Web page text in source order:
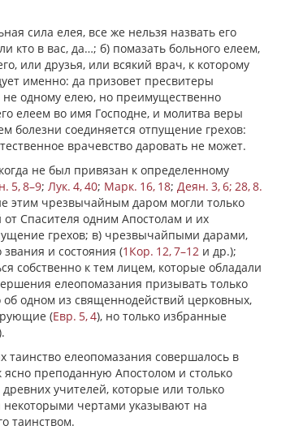
сила елея, все же нельзя назвать его
кто в вас, да…; б) помазать больного елеем,
или друзья, или всякий врач, к которому
именно: да призовет пресвитеры
не одному елею, но преимущественно
елеем во имя Господне, и молитва веры
болезни соединяется отпущение грехов:
врачевство даровать не может.
не был привязан к определенному
5, 8–9; Лук. 4, 40; Марк. 16, 18; Деян. 3, 6; 28, 8.
этим чрезвычайным даром могли только
Спасителя одним Апостолам и их
грехов; в) чрезвычайпыми дарами,
и состояния (1Кор. 12, 7–12 и др.);
собственно к тем лицем, которые обладали
елеопомазания призывать только
одном из священнодействий церковных,
(Евр. 5, 4), но только избранные
таинство елеопомазания совершалось в
преподанную Апостолом и столько
учителей, которые или только
чертами указывают на
таинством.